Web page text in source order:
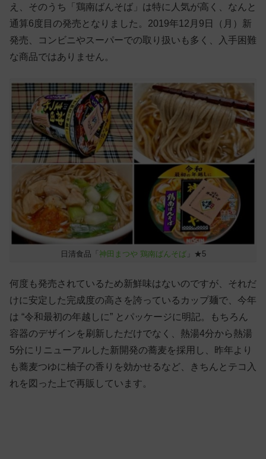
え、そのうち「鶏南ばんそば」は特に人気が高く、なんと
通算6度目の発売となりました。2019年12月9日（月）新
発売、コンビニやスーパーでの取り扱いも多く、入手困難
な商品ではありません。
日清食品「神田まつや 鶏南ばんそば」★5
何度も発売されているため新鮮味はないのですが、それだ
けに安定した完成度の高さを誇っているカップ麺で、今年
は “令和最初の年越しに” とパッケージに明記。もちろん
容器のデザインを刷新しただけでなく、熱湯4分から熱湯
5分にリニューアルした新開発の蕎麦を採用し、昨年より
も蕎麦つゆに柚子の香りを効かせるなど、きちんとテコ入
れを図った上で再販しています。